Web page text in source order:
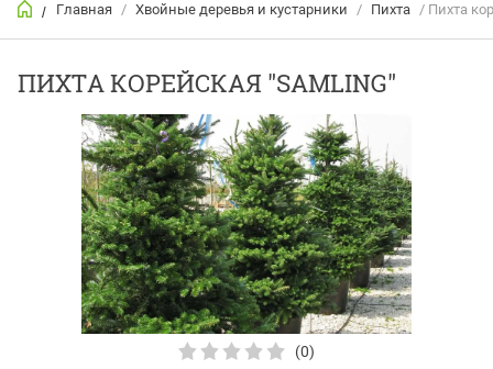
/ Главная / Хвойные деревья и кустарники / Пихта / Пихта
ПИХТА КОРЕЙСКАЯ "SAMLING"
(0)